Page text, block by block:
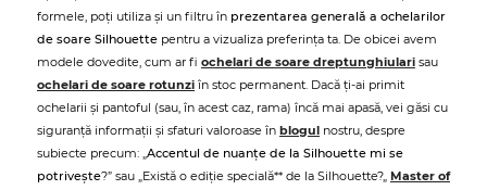
formele, poți utiliza și un filtru în prezentarea generală a ochelarilor
de soare Silhouette pentru a vizualiza preferința ta. De obicei avem
modele dovedite, cum ar fi ochelari de soare dreptunghiulari sau
ochelari de soare rotunzi în stoc permanent. Dacă ți-ai primit
ochelarii și pantoful (sau, în acest caz, rama) încă mai apasă, vei găsi cu
siguranță informații și sfaturi valoroase în blogul nostru, despre
subiecte precum: „Accentul de nuanțe de la Silhouette mi se
potrivește?” sau „Există o ediție specială** de la Silhouette?„ Master of